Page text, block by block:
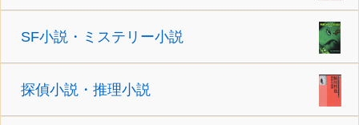
SF小説・ミステリー小説
探偵小説・推理小説